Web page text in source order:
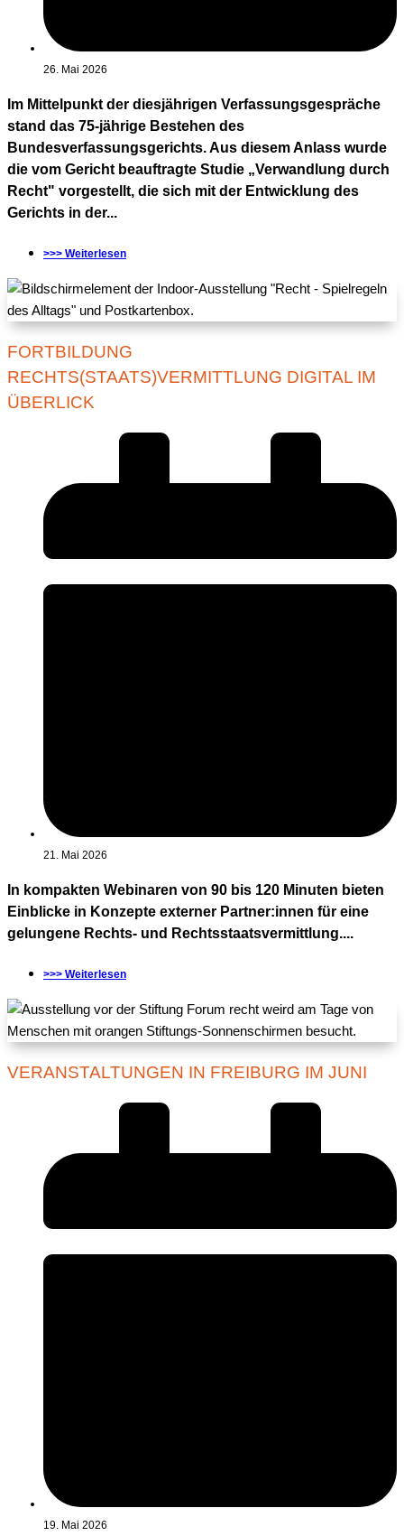
26. Mai 2026
Im Mittelpunkt der diesjährigen Verfassungsgespräche
stand das 75-jährige Bestehen des
Bundesverfassungsgerichts. Aus diesem Anlass wurde
die vom Gericht beauftragte Studie „Verwandlung durch
Recht" vorgestellt, die sich mit der Entwicklung des
Gerichts in der...
>>> Weiterlesen
FORTBILDUNG
RECHTS(STAATS)VERMITTLUNG DIGITAL IM
ÜBERLICK
21. Mai 2026
In kompakten Webinaren von 90 bis 120 Minuten bieten
Einblicke in Konzepte externer Partner:innen für eine
gelungene Rechts- und Rechtsstaatsvermittlung....
>>> Weiterlesen
VERANSTALTUNGEN IN FREIBURG IM JUNI
19. Mai 2026